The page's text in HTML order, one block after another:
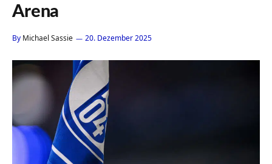
Arena
By Michael Sassie 20. Dezember 2025